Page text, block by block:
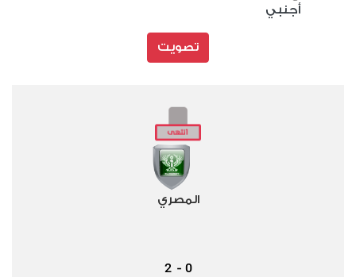
أجنبي
تصويت
المصري
0
-
2